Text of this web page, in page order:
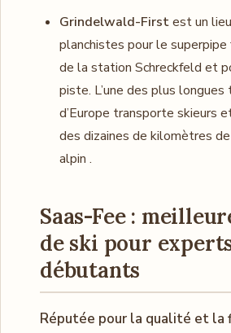
Grindelwald-Firstest un
planchistes pour le
de la station Schreckfeld et
piste. L’une des plus longues
d’Europe transporte skieurs
des dizaines de kilomètres
alpin .
Saas-Fee :
de ski pour
débutants
Réputée pour la qualité et la